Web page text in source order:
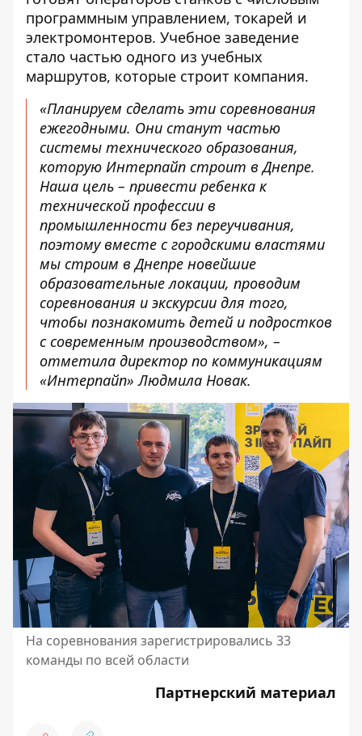
программным управлением, токарей и
электромонтеров. Учебное заведение
стало частью одного из учебных
маршрутов, которые строит компания.
«Планируем сделать эти соревнования
ежегодными. Они станут частью
системы технического образования,
которую Интерпайп строит в Днепре.
Наша цель – привести ребенка к
технической профессии в
промышленности без переучивания,
поэтому вместе с городскими властями
мы строим в Днепре новейшие
образовательные локации, проводим
соревнования и экскурсии для того,
чтобы познакомить детей и подростков
с современным производством», –
отметила директор по коммуникациям
«Интерпайп» Людмила Новак.
На соревнования зарегистрировались 33
команды по всей области
Партнерский материал